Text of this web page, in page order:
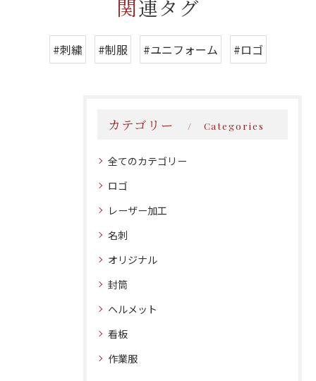
関連タグ
#刺繍 #制服 #ユニフォーム #ロゴ
カテゴリー Categories
全てのカテゴリー
ロゴ
レーザー加工
名刺
オリジナル
封筒
ヘルメット
看板
作業服